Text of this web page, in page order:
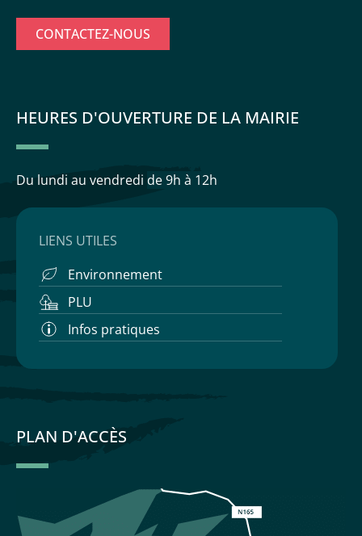
CONTACTEZ-NOUS
HEURES D'OUVERTURE DE LA MAIRIE
Du lundi au vendredi de 9h à 12h
LIENS UTILES
Environnement
PLU
Infos pratiques
PLAN D'ACCÈS